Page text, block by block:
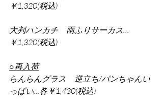
￥1,320(税込)
大判ハンカチ　雨ふりサーカス…
￥1,320(税込)
○再入荷
らんらんグラス　逆立ち/パンちゃんい
っぱい…各￥1,430(税込)